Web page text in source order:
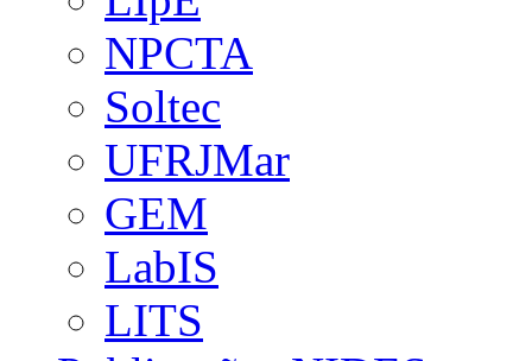
NPCTA
Soltec
UFRJMar
GEM
LabIS
LITS